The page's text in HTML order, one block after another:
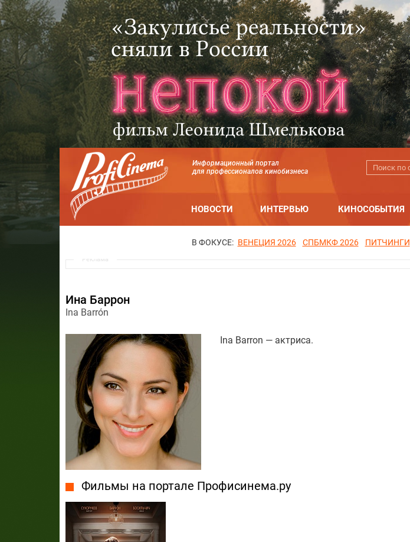
Информационный портал
для профессионалов кинобизнеса
НОВОСТИ ИНТЕРВЬЮ КИНОСОБЫТИЯ
В ФОКУСЕ: ВЕНЕЦИЯ 2026 СПБМКФ 2026 ПИТЧИНГИ
Реклама
Ина Баррон
Ina Barrón
Ina Barron — актриса.
Фильмы на портале Профисинема.ру